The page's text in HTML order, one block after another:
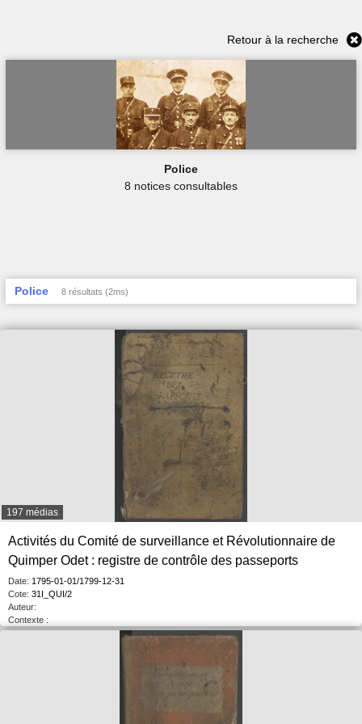
Retour à la recherche
Police
8 notices consultables
Police 8 résultats (2ms)
197 médias
Activités du Comité de surveillance et Révolutionnaire de
Quimper Odet : registre de contrôle des passeports
Date: 1795-01-01/1799-12-31
Cote: 31I_QUI/2
Auteur:
Contexte :